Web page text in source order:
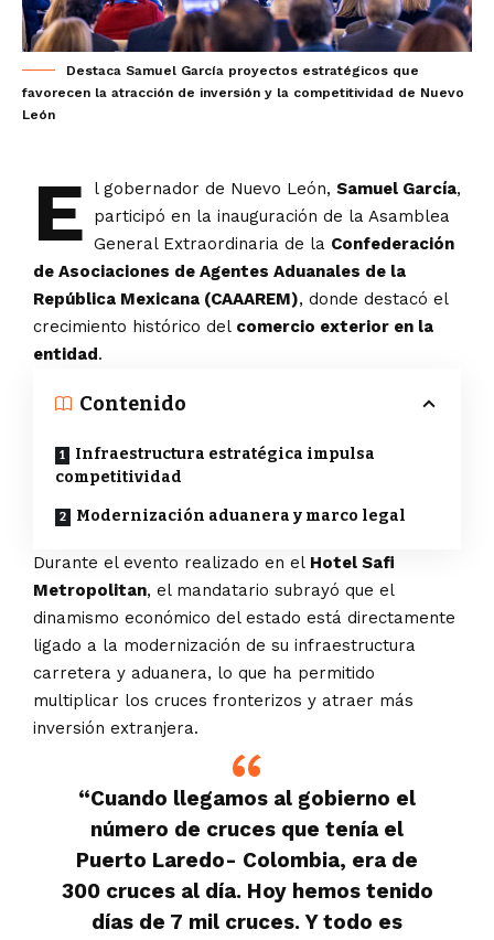
Destaca Samuel García proyectos estratégicos que
favorecen la atracción de inversión y la competitividad de Nuevo
León
E l gobernador de Nuevo León, Samuel García,
participó en la inauguración de la Asamblea
General Extraordinaria de la Confederación
de Asociaciones de Agentes Aduanales de la
República Mexicana (CAAAREM), donde destacó el
crecimiento histórico del comercio exterior en la
entidad.
Contenido
Infraestructura estratégica impulsa
competitividad
Modernización aduanera y marco legal
Durante el evento realizado en el Hotel Safi
Metropolitan, el mandatario subrayó que el
dinamismo económico del estado está directamente
ligado a la modernización de su infraestructura
carretera y aduanera, lo que ha permitido
multiplicar los cruces fronterizos y atraer más
inversión extranjera.
“Cuando llegamos al gobierno el
número de cruces que tenía el
Puerto Laredo- Colombia, era de
300 cruces al día. Hoy hemos tenido
días de 7 mil cruces. Y todo es